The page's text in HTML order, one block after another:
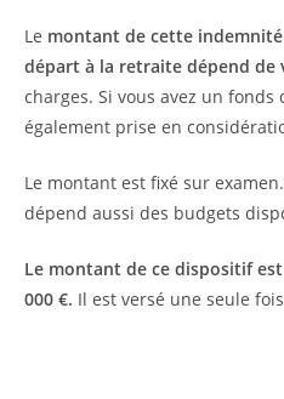
Le montant de cette indemnité
départ à la retraite dépend de
charges. Si vous avez un fonds
également prise en
Le montant est fixé sur
dépend aussi des budgets
Le montant de ce dispositif
000 €. Il est versé une seule